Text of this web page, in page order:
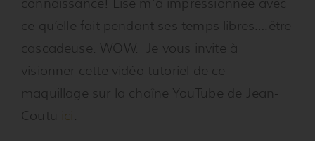
connaissance! Lise m’a impressionnée avec
ce qu’elle fait pendant ses temps libres….être
cascadeuse. WOW. Je vous invite à
visionner cette vidéo tutoriel de ce
maquillage sur la chaîne YouTube de Jean-
Coutu ici.